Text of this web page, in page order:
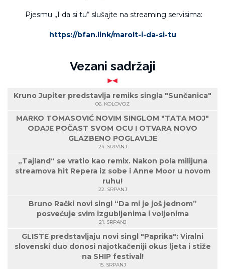
Pjesmu „I da si tu“ slušajte na streaming servisima:
https://bfan.link/marolt-i-da-si-tu
Vezani sadržaji
Kruno Jupiter predstavlja remiks singla "Sunčanica"
06. KOLOVOZ
MARKO TOMASOVIĆ NOVIM SINGLOM "TATA MOJ"
ODAJE POČAST SVOM OCU I OTVARA NOVO
GLAZBENO POGLAVLJE
24. SRPANJ
„Tajland“ se vratio kao remix. Nakon pola milijuna
streamova hit Repera iz sobe i Anne Moor u novom
ruhu!
22. SRPANJ
Bruno Rački novi singl “Da mi je još jednom”
posvećuje svim izgubljenima i voljenima
21. SRPANJ
GLISTE predstavljaju novi singl "Paprika": Viralni
slovenski duo donosi najotkačeniji okus ljeta i stiže
na SHIP festival!
15. SRPANJ